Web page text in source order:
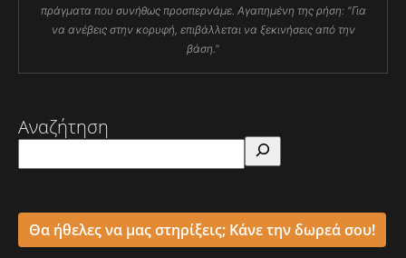
πράγματα που συνήθως προσπερνάμε. Αγαπημένη της ρήση: "Για
να ανέβεις στην κορυφή, επιβάλλεται να ξεκινήσεις από την
βάση."
Αναζήτηση
Θα ήθελες να μας στηρίξεις; Κάνε την δωρεά σου!